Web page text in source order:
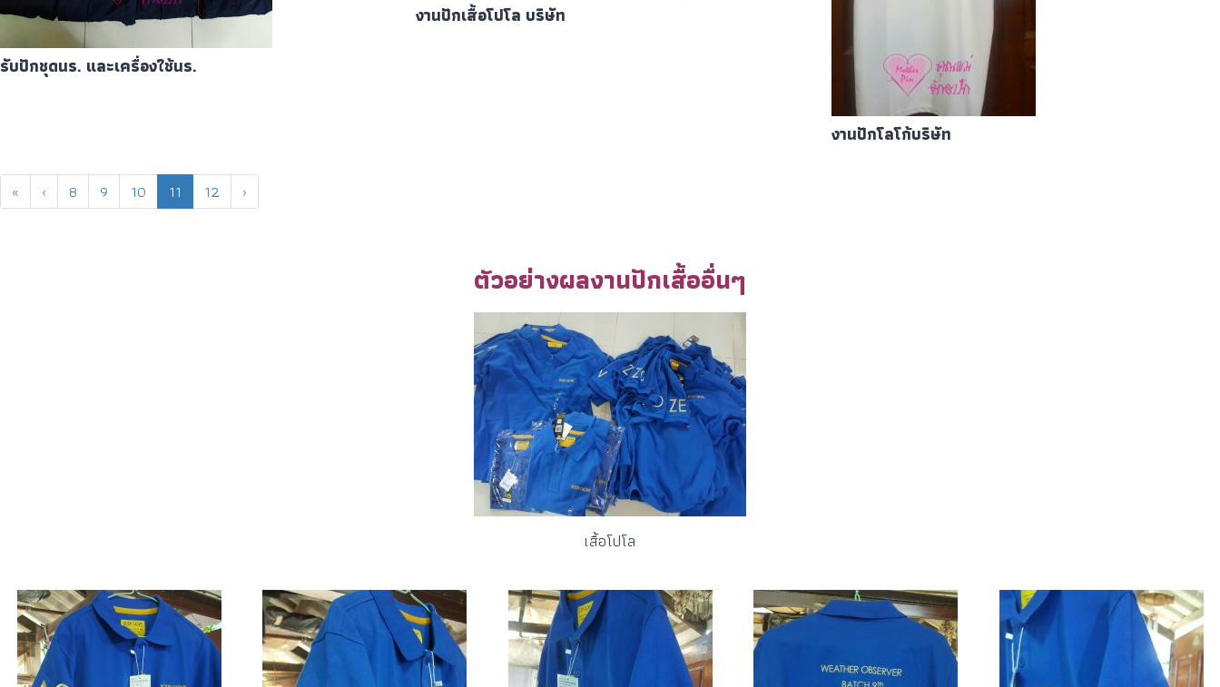
รับปักชุดนร. และเครื่องใช้นร.
งานปักเสื้อโปโล บริษัท
งานปักโลโก้บริษัท
« ‹ 8 9 10 11 12 ›
ตัวอย่างผลงานปักเสื้ออื่นๆ
เสื้อโปโล